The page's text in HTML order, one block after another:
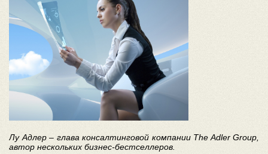
Лу Адлер – глава консалтинговой компании The Adler Group,
автор нескольких бизнес-бестселлеров.